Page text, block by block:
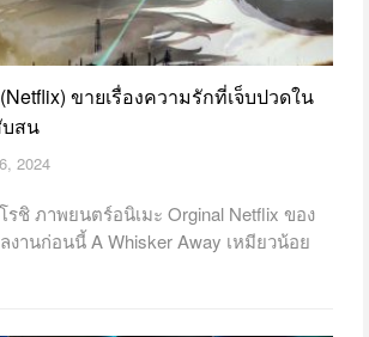
ขายเรื่องความรักที่เจ็บปวดใน
สน
2024
รชิ ภาพยนตร์อนิเมะ Orginal Netflix ของ
งานก่อนนี้ A Whisker Away เหมียวน้อย